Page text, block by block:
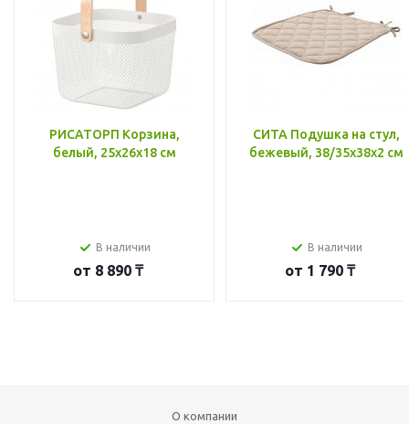
РИСАТОРП Корзина,
белый, 25x26x18 см
В наличии
от 8 890 ₸
СИТА Подушка на стул,
бежевый, 38/35x38x2 см
В наличии
от 1 790 ₸
О компании